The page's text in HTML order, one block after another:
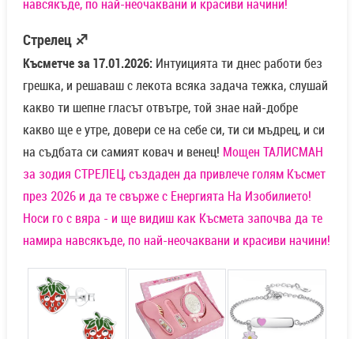
навсякъде, по най-неочаквани и красиви начини!
Стрелец ♐
Късметче за 17.01.2026:Интуицията ти днес работи без
грешка, и решаваш с лекота всяка задача тежка, слушай
какво ти шепне гласът отвътре, той знае най-добре
какво ще е утре, довери се на себе си, ти си мъдрец, и си
на съдбата си самият ковач и венец! Мощен ТАЛИСМАН
за зодия СТРЕЛЕЦ, създаден да привлече голям Късмет
през 2026 и да те свърже с Енергията На Изобилието!
Носи го с вяра - и ще видиш как Късмета започва да те
намира навсякъде, по най-неочаквани и красиви начини!